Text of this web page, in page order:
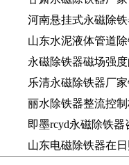
河南悬挂式永磁除
山东水泥液体管道
永磁除铁器磁场强
乐清永磁除铁器厂
丽水除铁器整流控
即墨rcyd永磁除铁器
山东电磁除铁器在